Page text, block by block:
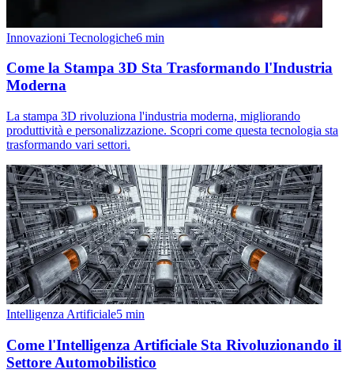
Innovazioni Tecnologiche6 min
Come la Stampa 3D Sta Trasformando l'Industria
Moderna
La stampa 3D rivoluziona l'industria moderna, migliorando
produttività e personalizzazione. Scopri come questa tecnologia sta
trasformando vari settori.
Intelligenza Artificiale5 min
Come l'Intelligenza Artificiale Sta Rivoluzionando il
Settore Automobilistico